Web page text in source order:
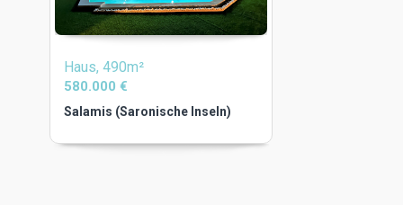
Haus, 490m²
580.000 €
Salamis (Saronische Inseln)